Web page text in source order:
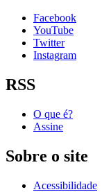
Facebook
YouTube
Twitter
Instagram
RSS
O que é?
Assine
Sobre o site
Acessibilidade